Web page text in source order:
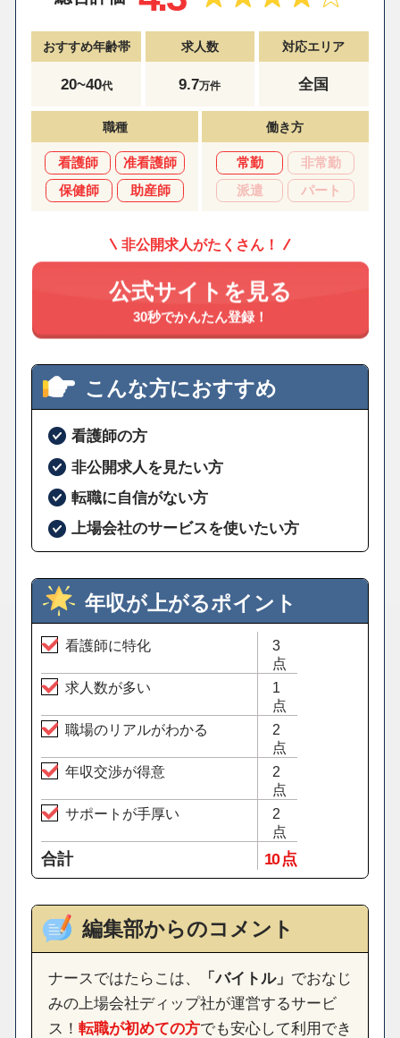
おすすめ年齢帯
20~40代
求人数
9.7万件
対応エリア
全国
職種
看護師
准看護師
保健師
助産師
働き方
常勤
非常勤
派遣
パート
非公開求人がたくさん！
公式サイトを見る
30秒でかんたん登録！
こんな方におすすめ
看護師の方
非公開求人を見たい方
転職に自信がない方
上場会社のサービスを使いたい方
年収が上がるポイント
看護師に特化
3
点
求人数が多い
1
点
職場のリアルがわかる
2
点
年収交渉が得意
2
点
サポートが手厚い
2
点
合計 10 点
編集部からのコメント
ナースではたらこは、 「バイトル」 でおなじ
みの上場会社ディップ社が運営するサービ
ス！ 転職が初めての方でも安心して利用でき